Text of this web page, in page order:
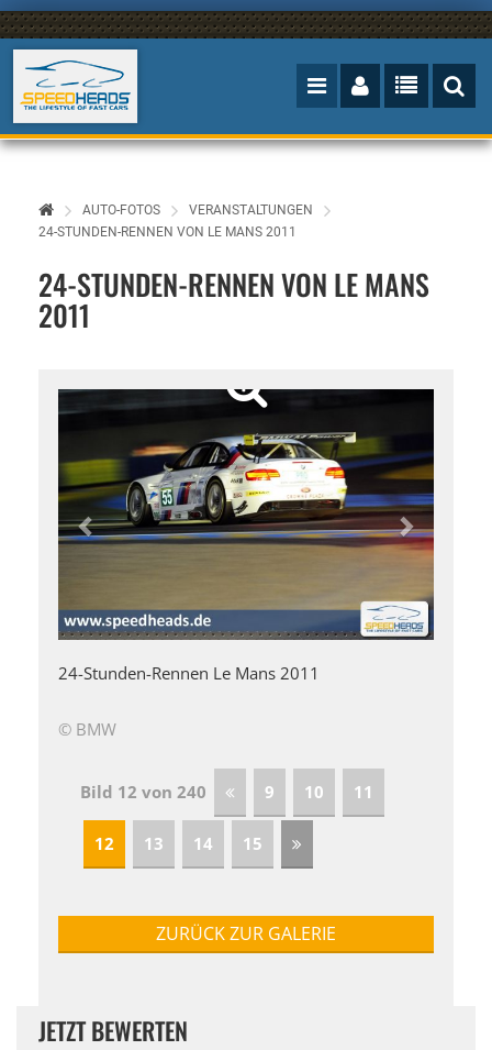
AUTO-FOTOS
VERANSTALTUNGEN
24-STUNDEN-RENNEN VON LE MANS 2011
24-STUNDEN-RENNEN VON LE MANS
2011
24-Stunden-Rennen Le Mans 2011
© BMW
Bild 12 von 240 9 10 11
12 13 14 15
ZURÜCK ZUR GALERIE
JETZT BEWERTEN